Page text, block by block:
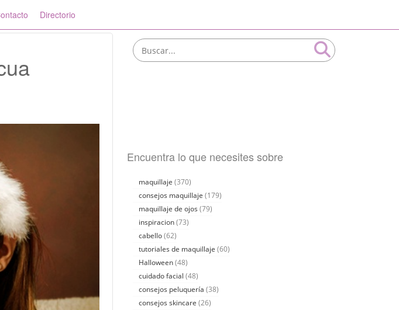
Directorio
Encuentra lo que necesites sobre
maquillaje (370)
consejos maquillaje (179)
maquillaje de ojos (79)
inspiracion(73)
cabello(62)
tutoriales de maquillaje (60)
Halloween(48)
cuidado facial (48)
consejos peluquería (38)
consejos skincare (26)